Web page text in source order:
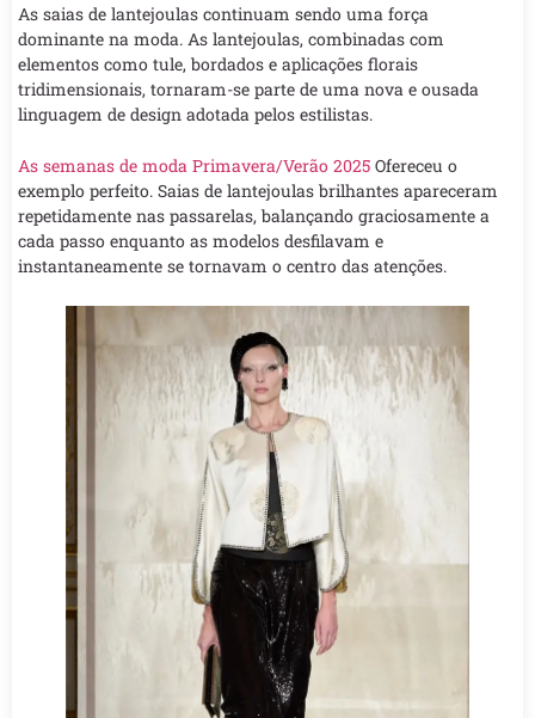
As saias de lantejoulas continuam sendo uma força
dominante na moda. As lantejoulas, combinadas com
elementos como tule, bordados e aplicações florais
tridimensionais, tornaram-se parte de uma nova e ousada
linguagem de design adotada pelos estilistas.
As semanas de moda Primavera/Verão 2025 Ofereceu o
exemplo perfeito. Saias de lantejoulas brilhantes apareceram
repetidamente nas passarelas, balançando graciosamente a
cada passo enquanto as modelos desfilavam e
instantaneamente se tornavam o centro das atenções.